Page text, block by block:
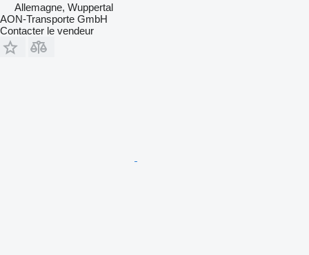
Allemagne, Wuppertal
AON-Transporte GmbH
Contacter le vendeur